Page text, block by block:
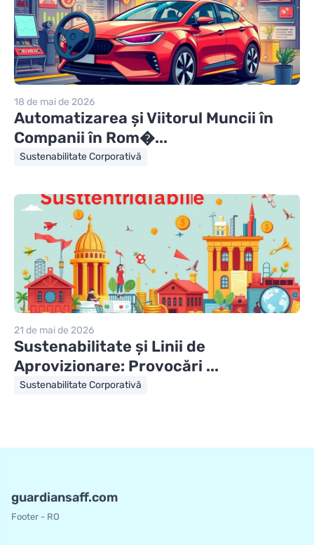
18 de mai de 2026
Automatizarea și Viitorul Muncii în
Companii în Rom�...
Sustenabilitate Corporativă
21 de mai de 2026
Sustenabilitate și Linii de
Aprovizionare: Provocări ...
Sustenabilitate Corporativă
guardiansaff.com
Footer - RO